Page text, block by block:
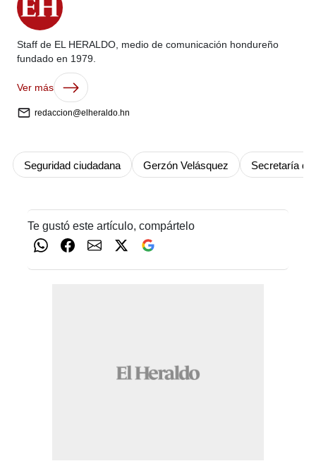
Staff de EL HERALDO, medio de comunicación hondureño
fundado en 1979.
Ver más
redaccion@elheraldo.hn
Seguridad ciudadana Gerzón Velásquez Secretaría
Te gustó este artículo, compártelo